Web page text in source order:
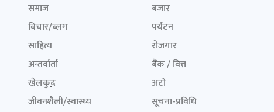
समाज
विचार/ब्लग
साहित्य
अन्तर्वार्ता
खेलकुद़़
जीवनशैली/स्वास्थ्य
बजार
पर्यटन
रोजगार
बैंक / वित्त
अटो
सूचना-प्रविधि